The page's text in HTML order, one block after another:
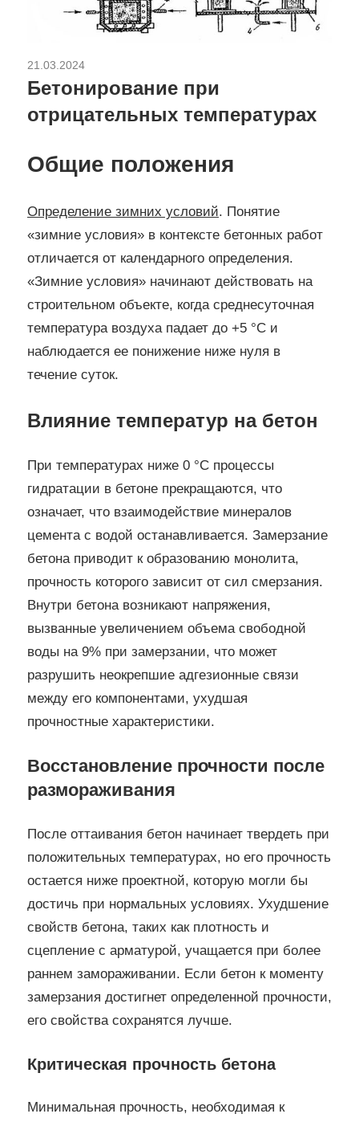
21.03.2024
Бетонирование при
отрицательных температурах
Общие положения
Определение зимних условий. Понятие
«зимние условия» в контексте бетонных работ
отличается от календарного определения.
«Зимние условия» начинают действовать на
строительном объекте, когда среднесуточная
температура воздуха падает до +5 °C и
наблюдается ее понижение ниже нуля в
течение суток.
Влияние температур на бетон
При температурах ниже 0 °C процессы
гидратации в бетоне прекращаются, что
означает, что взаимодействие минералов
цемента с водой останавливается. Замерзание
бетона приводит к образованию монолита,
прочность которого зависит от сил смерзания.
Внутри бетона возникают напряжения,
вызванные увеличением объема свободной
воды на 9% при замерзании, что может
разрушить неокрепшие адгезионные связи
между его компонентами, ухудшая
прочностные характеристики.
Восстановление прочности после
размораживания
После оттаивания бетон начинает твердеть при
положительных температурах, но его прочность
остается ниже проектной, которую могли бы
достичь при нормальных условиях. Ухудшение
свойств бетона, таких как плотность и
сцепление с арматурой, учащается при более
раннем замораживании. Если бетон к моменту
замерзания достигнет определенной прочности,
его свойства сохранятся лучше.
Критическая прочность бетона
Минимальная прочность, необходимая к